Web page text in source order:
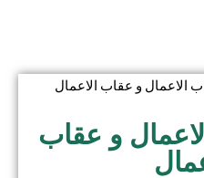
الاعمال و عقاب الاعمال
و عقاب